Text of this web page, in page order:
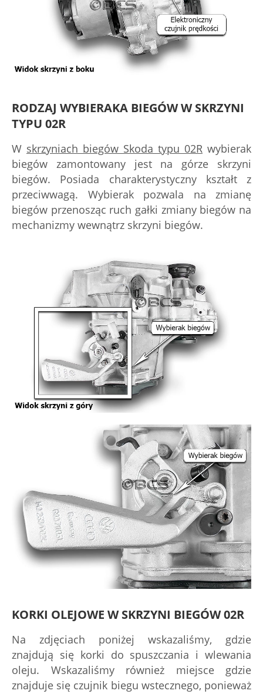
RODZAJ WYBIERAKA BIEGÓW W SKRZYNI
TYPU 02R
W skrzyniach biegów Skoda typu 02R wybierak
biegów zamontowany jest na górze skrzyni
biegów. Posiada charakterystyczny kształt z
przeciwwagą. Wybierak pozwala na zmianę
biegów przenosząc ruch gałki zmiany biegów na
mechanizmy wewnątrz skrzyni biegów.
KORKI OLEJOWE W SKRZYNI BIEGÓW 02R
Na zdjęciach poniżej wskazaliśmy, gdzie
znajdują się korki do spuszczania i wlewania
oleju. Wskazaliśmy również miejsce gdzie
znajduje się czujnik biegu wstecznego, ponieważ